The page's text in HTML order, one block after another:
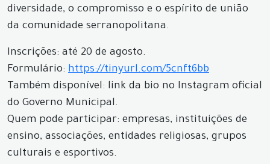
diversidade, o compromisso e o espírito de união
da comunidade serranopolitana.
Inscrições: até 20 de agosto.
Formulário: https://tinyurl.com/5cnft6bb
Também disponível: link da bio no Instagram oficial
do Governo Municipal.
Quem pode participar: empresas, instituições de
ensino, associações, entidades religiosas, grupos
culturais e esportivos.